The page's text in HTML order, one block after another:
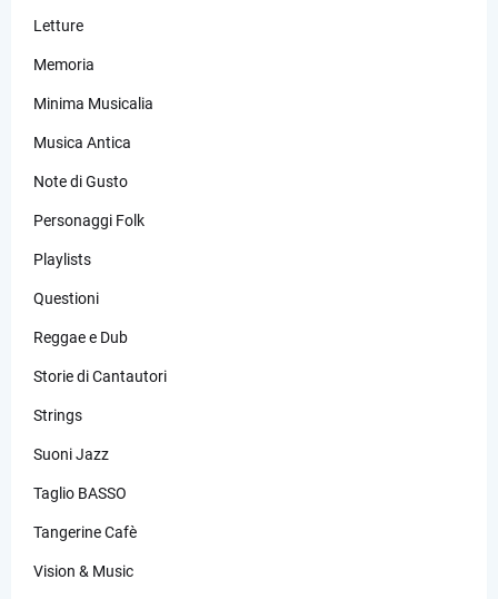
Letture
Memoria
Minima Musicalia
Musica Antica
Note di Gusto
Personaggi Folk
Playlists
Questioni
Reggae e Dub
Storie di Cantautori
Strings
Suoni Jazz
Taglio BASSO
Tangerine Cafè
Vision & Music